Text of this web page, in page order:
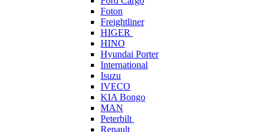
Foton
Freightliner
HIGER
HINO
Hyundai Porter
International
Isuzu
IVECO
KIA Bongo
MAN
Peterbilt
Renault